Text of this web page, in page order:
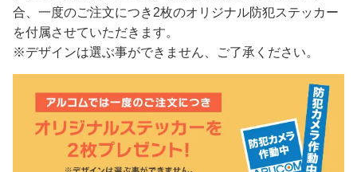
合、一度のご注文につき2枚のオリジナル防犯ステッカー
を付属させていただきます。
※デザインは選ぶ事ができません、ご了承ください。